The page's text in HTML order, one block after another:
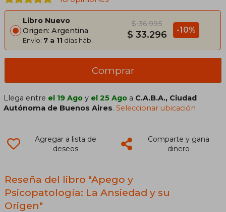
Libro Nuevo
Origen: Argentina
Envío: 7 a 11 días háb.
$ 36.995
$ 33.296 -10%
Comprar
Llega entre el 19 Ago y el 25 Ago a C.A.B.A., Ciudad
Autónoma de Buenos Aires.Seleccionar ubicación
Agregar a lista de
deseos
Comparte y gana
dinero
Reseña del libro "Apego y
Psicopatología: La Ansiedad y su
Origen"